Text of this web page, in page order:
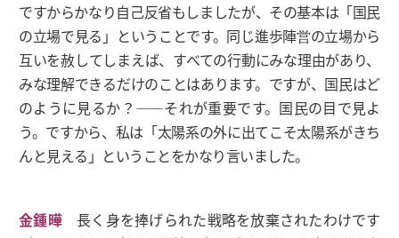
ですからかなり自己反省もしましたが、その基本は「国民
の立場で見る」ということです。同じ進歩陣営の立場から
互いを赦してしまえば、すべての行動にみな理由があり、
みな理解できるだけのことはあります。ですが、国民はど
のように見るか？――それが重要です。国民の目で見よ
う。ですから、私は「太陽系の外に出てこそ太陽系がきち
んと見える」ということをかなり言いました。
金鍾曄長く身を捧げられた戦略を放棄されたわけです